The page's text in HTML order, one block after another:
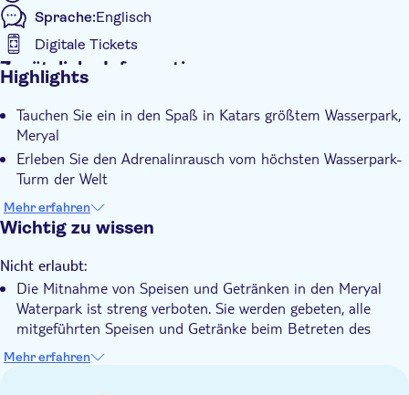
Sprache:Englisch
Digitale Tickets
Zusätzliche Informationen
Wheelchair access
Highlights
Tauchen Sie ein in den Spaß in Katars größtem Wasserpark,
Meryal
Erleben Sie den Adrenalinrausch vom höchsten Wasserpark-
Turm der Welt
Entspannen Sie sich nach den aufregenden Fahrten am
ruhigen Strand
Gastronomiebetrieben
Schaffen Sie bleibende Erinnerungen inmitten der Schönheit
des Arabischen Golfs
Mehr erfahren
Wichtig zu wissen
Nicht erlaubt:
Die Mitnahme von Speisen und Getränken in den Meryal
Waterpark ist streng verboten. Sie werden gebeten, alle
mitgeführten Speisen und Getränke beim Betreten des
Parks zu entsorgen.
Mehr erfahren